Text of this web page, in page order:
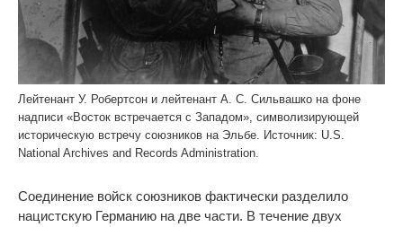
Лейтенант У. Робертсон и лейтенант А. С. Сильвашко на фоне
надписи «Восток встречается с Западом», символизирующей
историческую встречу союзников на Эльбе. Источник: U.S.
National Archives and Records Administration.
Соединение войск союзников фактически разделило
нацистскую Германию на две части. В течение двух